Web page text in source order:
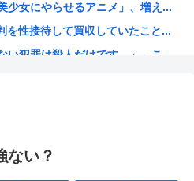
財務官僚・一松旬氏を左遷「...
しむ
少女にやらせるアニメ」、増え...
を性接待して買収していたこと...
い犯罪は殺人だけです。」←こ...
員数十人に性的接待。羨ま死刑
った国際試合の性的接待の全容...
ない？